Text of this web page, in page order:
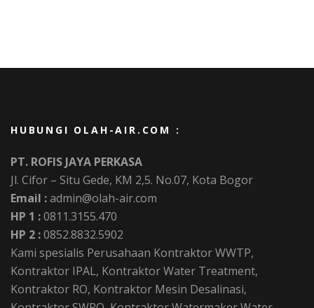
HUBUNGI OLAH-AIR.COM :
PT. ROFIS JAYA PERKASA
Jl. Cifor – Situ Gede, KM 2,5. No.07, Kota Bogor
Email :admin@olah-air.com
HP 1 :0811.3155.470
HP 2 :0852.8832.5902
Kami spesialis Perusahaan Kontraktor WWTP,
Kontraktor IPAL, Kontraktor Water Treatment,
Kontraktor RO, Kontraktor Mesin Desalinasi,